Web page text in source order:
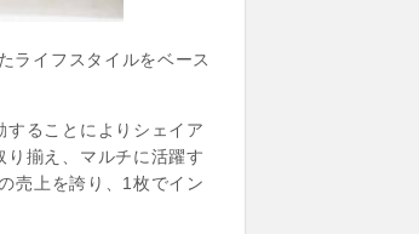
ライフスタイルをベース
ることによりシェイア
揃え、マルチに活躍す
売上を誇り、1枚でイン